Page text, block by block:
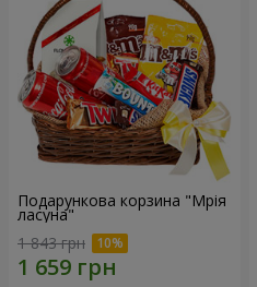
Подарункова корзина "Мрія
ласуна"
1 843 грн